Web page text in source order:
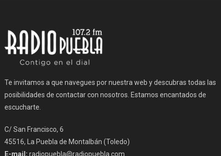
Te invitamos a que navegues por nuestra web y descubras todas las
posibilidades de contactar con nosotros. Estamos encantados de
escucharte.
C/ San Francisco, 6
45516, La Puebla de Montalbán (Toledo)
E-mail: radiopuebla@radiopuebla.com